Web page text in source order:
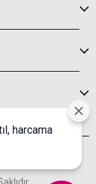
harcama